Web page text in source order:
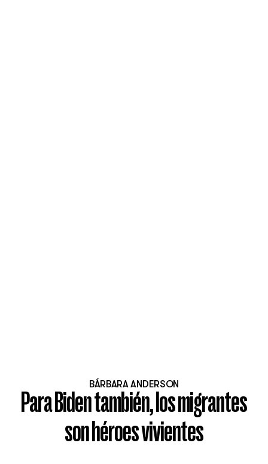
BÁRBARA ANDERSON
Para Biden también, los migrantes
son héroes vivientes